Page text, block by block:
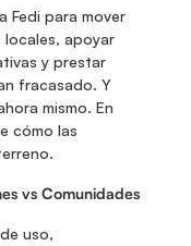
Fedi para mover
locales, apoyar
y prestar
fracasado. Y
mismo. En
cómo las
vs Comunidades
uso,